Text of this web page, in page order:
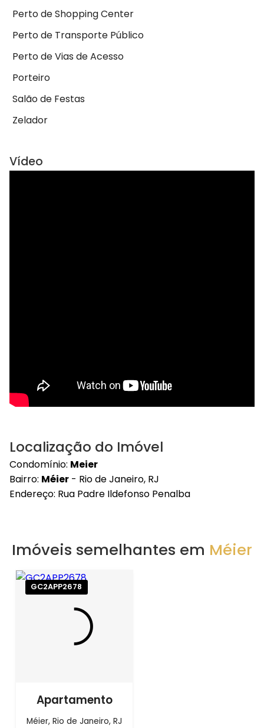
Perto de Shopping Center
Perto de Transporte Público
Perto de Vias de Acesso
Porteiro
Salão de Festas
Zelador
Vídeo
Localização do Imóvel
Condomínio: Meier
Bairro: Méier - Rio de Janeiro, RJ
Endereço: Rua Padre Ildefonso Penalba
Imóveis semelhantes em Méier
GC2APP2678
Apartamento
Méier, Rio de Janeiro, RJ